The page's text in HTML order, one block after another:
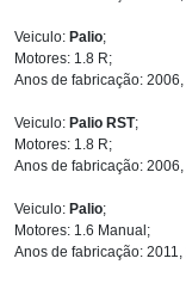
Veiculo: Palio;
Motores: 1.8 R;
Anos de fabricação:
Veiculo: Palio RST;
Motores: 1.8 R;
Anos de fabricação:
Veiculo: Palio;
Motores: 1.6 Manual;
Anos de fabricação: